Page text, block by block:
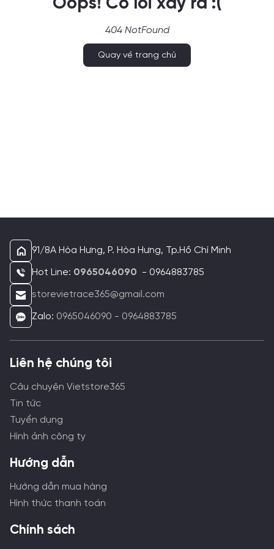
Oops! Có lỗi xảy ra :(
404 NotFound
Quay về trang chủ
91/8A Hòa Hưng, P. Hòa Hưng, Tp.Hồ Chí Minh
Hot Line: 0965046090 - 0964883785
storevietrace365@gmail.com
Zalo: 0965046090 - 0964883785
Liên hệ chúng tôi
Câu chuyện Vietstore365
Tin tức
Tuyển dụng
Hình ảnh công ty
Hướng dẫn
Hướng dẫn mua hàng
Hình thức thanh toán
Chính sách